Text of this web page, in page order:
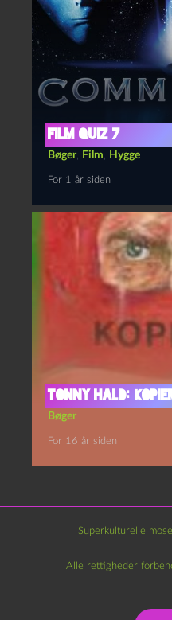
Film quiz 7
Bøger Film Hygge
For 1 år siden
Tonny Hald:
Bøger
For 16 år siden
Superkulturelle
Alle rettigheder